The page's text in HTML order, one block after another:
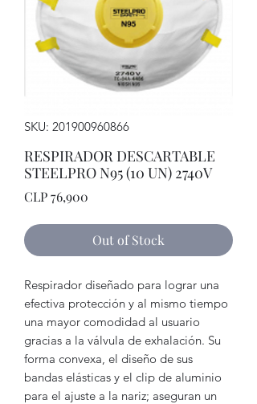
SKU: 201900960866
RESPIRADOR DESCARTABLE
STEELPRO N95 (10 UN) 2740V
CLP 76,900
Out of Stock
Respirador diseñado para lograr una
efectiva protección y al mismo tiempo
una mayor comodidad al usuario
gracias a la válvula de exhalación. Su
forma convexa, el diseño de sus
bandas elásticas y el clip de aluminio
para el ajuste a la nariz; aseguran un